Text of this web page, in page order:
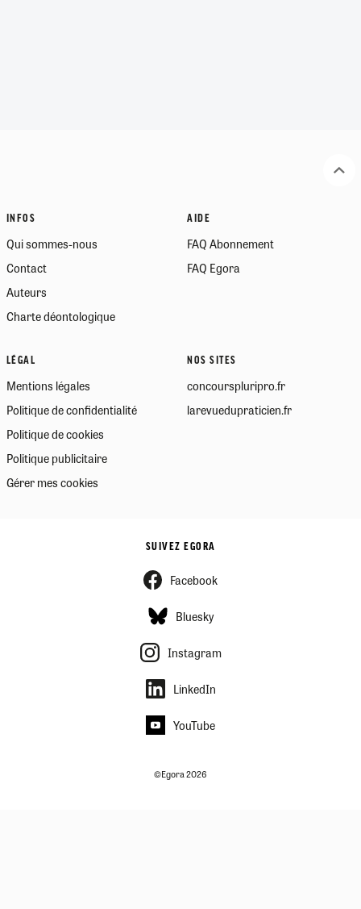
INFOS
Qui sommes-nous
Contact
Auteurs
Charte déontologique
AIDE
FAQ Abonnement
FAQ Egora
LÉGAL
Mentions légales
Politique de confidentialité
Politique de cookies
Politique publicitaire
Gérer mes cookies
NOS SITES
concourspluripro.fr
larevuedupraticien.fr
SUIVEZ EGORA
Facebook
Bluesky
Instagram
LinkedIn
YouTube
©Egora 2026